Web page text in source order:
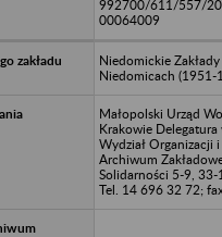
992700/611/557/
00064009
Niedomickie
Niedomicach (1951-
Małopolski Urząd
Krakowie Delegatura
Wydział Organizacji
Archiwum
Solidarności 5-9, 33-
Tel. 14 696 32 72;